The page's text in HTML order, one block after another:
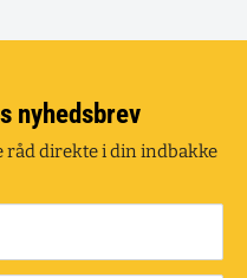
nyhedsbrev
råd direkte i din indbakke